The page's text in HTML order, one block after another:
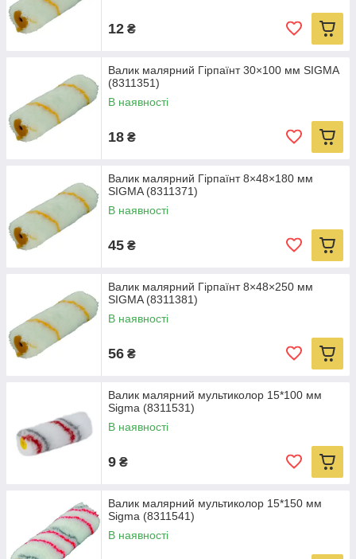
12 ₴
Валик малярний Гірпаїнт 30×100 мм SIGMA
(8311351)
В наявності
18 ₴
Валик малярний Гірпаїнт 8×48×180 мм
SIGMA (8311371)
В наявності
45 ₴
Валик малярний Гірпаїнт 8×48×250 мм
SIGMA (8311381)
В наявності
56 ₴
Валик малярний мультиколор 15*100 мм
Sigma (8311531)
В наявності
9 ₴
Валик малярний мультиколор 15*150 мм
Sigma (8311541)
В наявності